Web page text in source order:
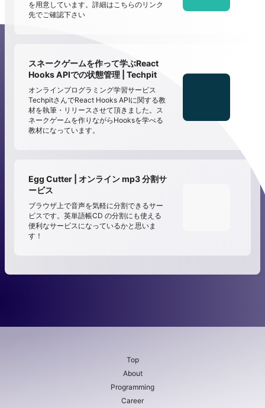
を用意しています。詳細はこちらのリンク
先でご確認下さい
スネークゲームを作って学ぶReact
Hooks APIでの状態管理 | Techpit
オンラインプログラミング学習サービス
TechpitさんでReact Hooks APIに関する教
材を執筆・リリースさせて頂きました。ス
ネークゲームを作りながらHooksを学べる
教材になっています。
Egg Cutter | オンライン mp3 分割サ
ービス
ブラウザ上で音声を気軽に分割できるサー
ビスです。英単語帳CD の分割にも使える
便利なサービスになっているかと思いま
す！
Top
About
Programming
Career